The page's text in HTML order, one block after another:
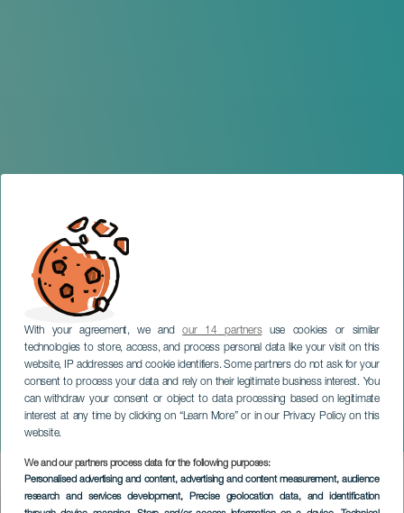
With your agreement, we andour 14 partnersuse cookies or similar
technologies to store, access, and process personal data like your visit on this
website, IP addresses and cookie identifiers. Some partners do not ask for your
consent to process your data and rely on their legitimate business interest. You
can withdraw your consent or object to data processing based on legitimate
interest at any time by clicking on “Learn More” or in our Privacy Policy on this
website.
We and our partners process data for the following purposes:
Personalised advertising and content, advertising and content measurement, audience
research and services development, Precise geolocation data, and identification
Viento y Piano
TENERIFE
Imagen
Listado